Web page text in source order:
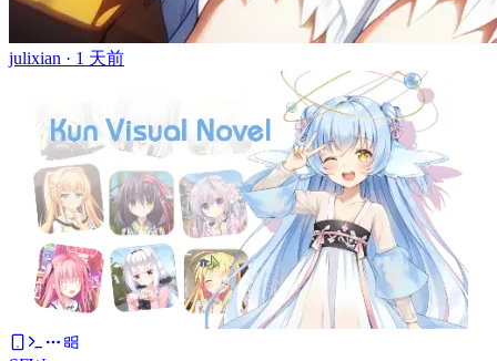
julixian · 1 天前